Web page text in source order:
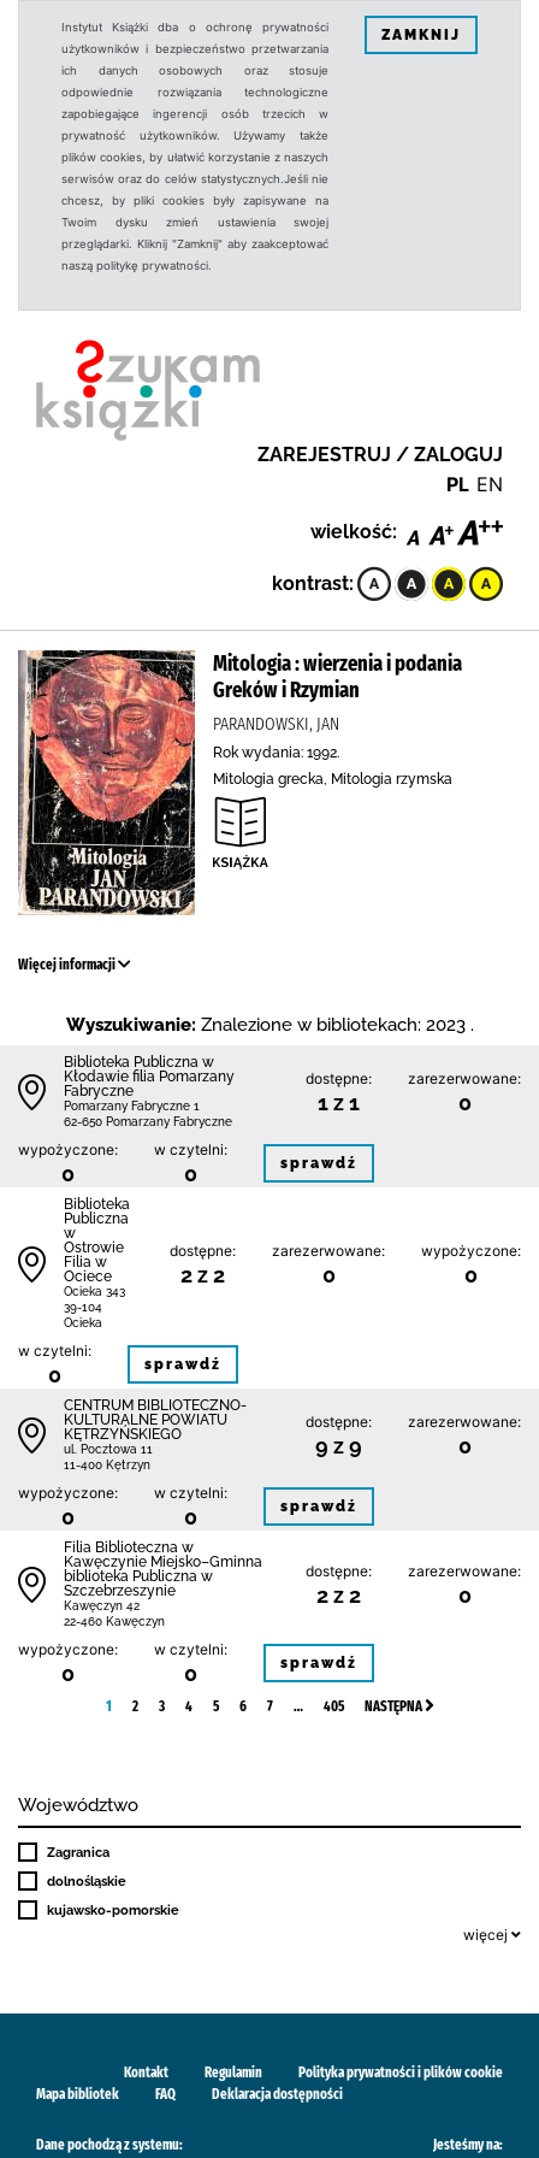
Instytut Książki dba o ochronę prywatności
użytkowników i bezpieczeństwo przetwarzania
ich danych osobowych oraz stosuje
odpowiednie rozwiązania technologiczne
zapobiegające ingerencji osób trzecich w
prywatność użytkowników. Używamy także
plików cookies, by ułatwić korzystanie z naszych
serwisów oraz do celów statystycznych.Jeśli nie
chcesz, by pliki cookies były zapisywane na
Twoim dysku zmień ustawienia swojej
przeglądarki. Kliknij "Zamknij" aby zaakceptować
naszą politykę prywatności.
ZAMKNIJ
ZAREJESTRUJ / ZALOGUJ
PL EN
wielkość:
kontrast:
Mitologia : wierzenia i podania
Greków i Rzymian
PARANDOWSKI, JAN
Rok wydania: 1992.
Mitologia grecka, Mitologia rzymska
Więcej informacji
Wyszukiwanie: Znalezione w bibliotekach: 2023 .
Biblioteka Publiczna w
Kłodawie filia Pomarzany
Fabryczne
Pomarzany Fabryczne 1
62-650 Pomarzany Fabryczne
dostępne:
1 z 1
zarezerwowane:
0
wypożyczone:
0
w czytelni:
0 sprawdź
Biblioteka
Publiczna
w
Ostrowie
Filia w
Ociece
Ocieka 343
39-104
Ocieka
dostępne:
2 z 2
zarezerwowane:
0
wypożyczone:
0
w czytelni:
0 sprawdź
CENTRUM BIBLIOTECZNO-
KULTURALNE POWIATU
KĘTRZYŃSKIEGO
ul. Pocztowa 11
11-400 Kętrzyn
dostępne:
9 z 9
zarezerwowane:
0
wypożyczone:
0
w czytelni:
0 sprawdź
Filia Biblioteczna w
Kawęczynie Miejsko–Gminna
biblioteka Publiczna w
Szczebrzeszynie
Kawęczyn 42
22-460 Kawęczyn
dostępne:
2 z 2
zarezerwowane:
0
wypożyczone:
0
w czytelni:
0 sprawdź
1 2 3 4 5 6 7 … 405 NASTĘPNA
Województwo
Zagranica
dolnośląskie
kujawsko-pomorskie
więcej
Kontakt Regulamin
Polityka prywatności i plików cookie
Mapa bibliotek
FAQ Deklaracja dostępności
Dane pochodzą z systemu: Jesteśmy na: